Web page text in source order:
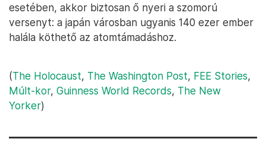
esetében, akkor biztosan ő nyeri a szomorú
versenyt: a japán városban ugyanis 140 ezer ember
halála köthető az atomtámadáshoz.
(The Holocaust, The Washington Post, FEE Stories,
Múlt-kor, Guinness World Records, The New
Yorker)